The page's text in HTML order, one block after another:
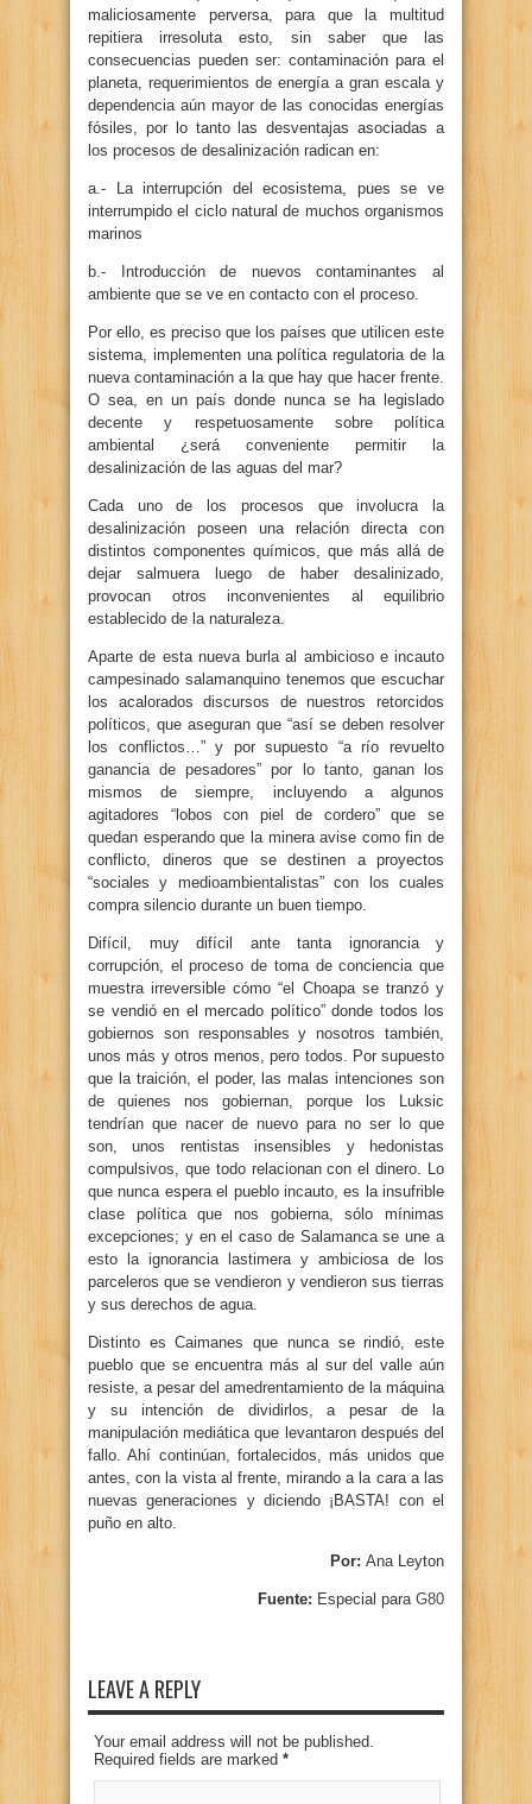
maliciosamente perversa, para que la multitud
repitiera irresoluta esto, sin saber que las
consecuencias pueden ser: contaminación para el
planeta, requerimientos de energía a gran escala y
dependencia aún mayor de las conocidas energías
fósiles, por lo tanto las desventajas asociadas a
los procesos de desalinización radican en:
a.- La interrupción del ecosistema, pues se ve
interrumpido el ciclo natural de muchos organismos
marinos
b.- Introducción de nuevos contaminantes al
ambiente que se ve en contacto con el proceso.
Por ello, es preciso que los países que utilicen este
sistema, implementen una política regulatoria de la
nueva contaminación a la que hay que hacer frente.
O sea, en un país donde nunca se ha legislado
decente y respetuosamente sobre política
ambiental ¿será conveniente permitir la
desalinización de las aguas del mar?
Cada uno de los procesos que involucra la
desalinización poseen una relación directa con
distintos componentes químicos, que más allá de
dejar salmuera luego de haber desalinizado,
provocan otros inconvenientes al equilibrio
establecido de la naturaleza.
Aparte de esta nueva burla al ambicioso e incauto
campesinado salamanquino tenemos que escuchar
los acalorados discursos de nuestros retorcidos
políticos, que aseguran que “así se deben resolver
los conflictos…” y por supuesto “a río revuelto
ganancia de pesadores” por lo tanto, ganan los
mismos de siempre, incluyendo a algunos
agitadores “lobos con piel de cordero” que se
quedan esperando que la minera avise como fin de
conflicto, dineros que se destinen a proyectos
“sociales y medioambientalistas” con los cuales
compra silencio durante un buen tiempo.
Difícil, muy difícil ante tanta ignorancia y
corrupción, el proceso de toma de conciencia que
muestra irreversible cómo “el Choapa se tranzó y
se vendió en el mercado político” donde todos los
gobiernos son responsables y nosotros también,
unos más y otros menos, pero todos. Por supuesto
que la traición, el poder, las malas intenciones son
de quienes nos gobiernan, porque los Luksic
tendrían que nacer de nuevo para no ser lo que
son, unos rentistas insensibles y hedonistas
compulsivos, que todo relacionan con el dinero. Lo
que nunca espera el pueblo incauto, es la insufrible
clase política que nos gobierna, sólo mínimas
excepciones; y en el caso de Salamanca se une a
esto la ignorancia lastimera y ambiciosa de los
parceleros que se vendieron y vendieron sus tierras
y sus derechos de agua.
Distinto es Caimanes que nunca se rindió, este
pueblo que se encuentra más al sur del valle aún
resiste, a pesar del amedrentamiento de la máquina
y su intención de dividirlos, a pesar de la
manipulación mediática que levantaron después del
fallo. Ahí continúan, fortalecidos, más unidos que
antes, con la vista al frente, mirando a la cara a las
nuevas generaciones y diciendo ¡BASTA! con el
puño en alto.
Por: Ana Leyton
Fuente: Especial para G80
LEAVE A REPLY
Your email address will not be published.
Required fields are marked *